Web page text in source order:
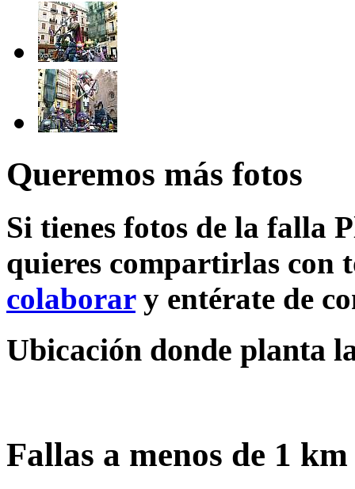
Queremos más fotos
Si tienes fotos de la falla
quieres compartirlas con
colaborary entérate de
Ubicación donde planta
Fallas a menos de 1